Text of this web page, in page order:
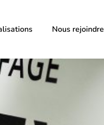
Nous rejoindre